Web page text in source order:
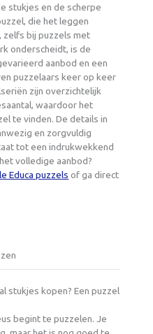
stukjes en de scherpe
die het leggen
zelfs bij puzzels met
onderscheidt, is de
aanbod en een
puzzelaars keer op keer
zijn overzichtelijk
waardoor het
te vinden. De details in
en zorgvuldig
tot een indrukwekkend
volledige aanbod?
Educa puzzels of ga direct
stukjes kopen? Een puzzel
begint te puzzelen. Je